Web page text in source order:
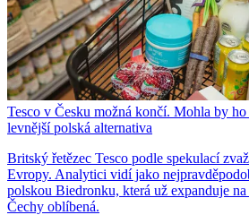
Tesco v Česku možná končí. Mohla by
levnější polská alternativa
Britský řetězec Tesco podle spekulací
Evropy. Analytici vidí jako
polskou Biedronku, která už expanduje
Čechy oblíbená.